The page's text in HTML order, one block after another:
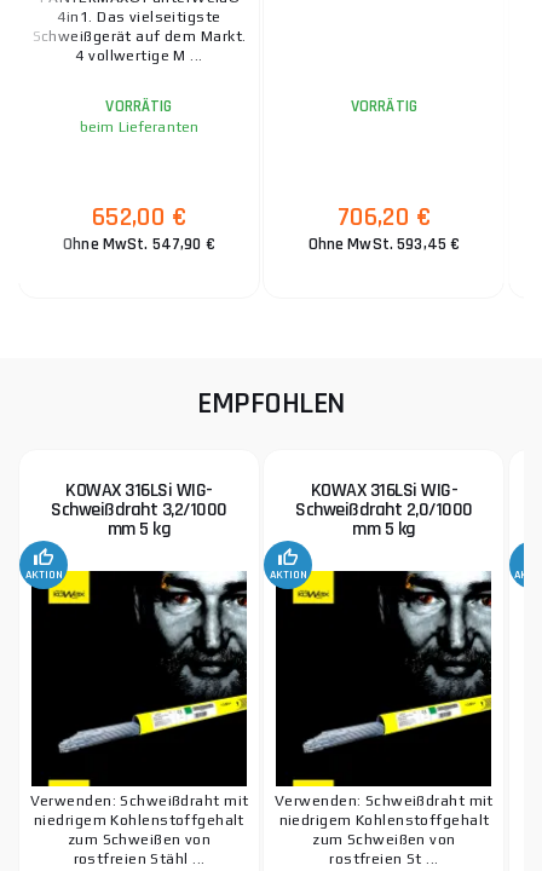
4in1. Das vielseitigste
Schweißgerät auf dem Markt.
4 vollwertige M ...
VORRÄTIG
beim Lieferanten
652,00 €
Ohne MwSt. 547,90 €
VORRÄTIG
706,20 €
Ohne MwSt. 593,45 €
EMPFOHLEN
KOWAX 316LSi WIG-
Schweißdraht 3,2/1000
mm 5 kg
AKTION
Verwenden: Schweißdraht mit
niedrigem Kohlenstoffgehalt
zum Schweißen von
rostfreien Stähl ...
KOWAX 316LSi WIG-
Schweißdraht 2,0/1000
mm 5 kg
AKTION
Verwenden: Schweißdraht mit
niedrigem Kohlenstoffgehalt
zum Schweißen von
rostfreien St ...